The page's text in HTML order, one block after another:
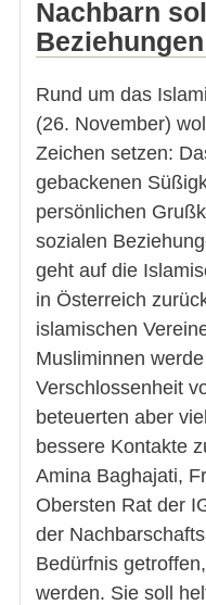
Nachbarn
Rund um das
(26. November)
Zeichen setzen:
gebackenen
persönlichen
sozialen
geht auf die
in Österreich
islamischen
Musliminnen
Verschlossenheit
beteuerten aber
bessere Kontakte
Amina Baghajati,
Obersten Rat der
der
Bedürfnis
werden. Sie soll